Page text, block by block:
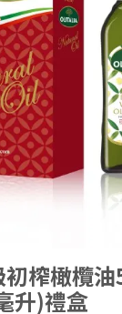
榨橄欖
升)禮盒